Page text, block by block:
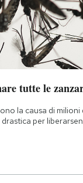
tutte le
la causa di milioni
per